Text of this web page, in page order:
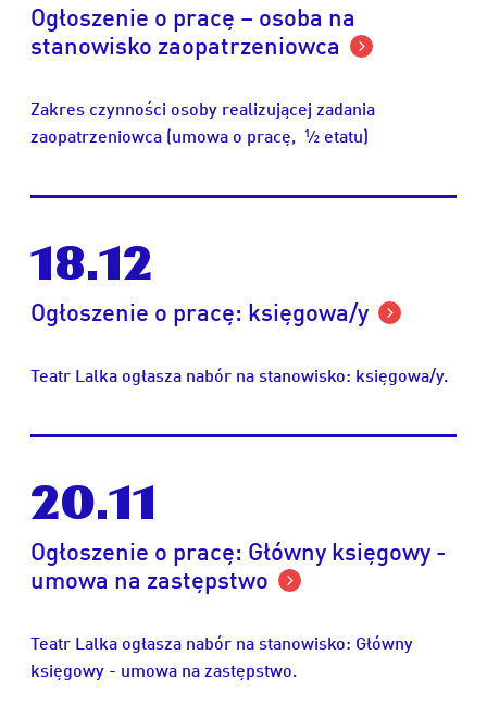
Ogłoszenie o pracę – osoba na
stanowisko zaopatrzeniowca
Zakres czynności osoby realizującej zadania
zaopatrzeniowca (umowa o pracę, ½ etatu)
18.12
Ogłoszenie o pracę: księgowa/y
Teatr Lalka ogłasza nabór na stanowisko: księgowa/y.
20.11
Ogłoszenie o pracę: Główny księgowy -
umowa na zastępstwo
Teatr Lalka ogłasza nabór na stanowisko: Główny
księgowy - umowa na zastępstwo.